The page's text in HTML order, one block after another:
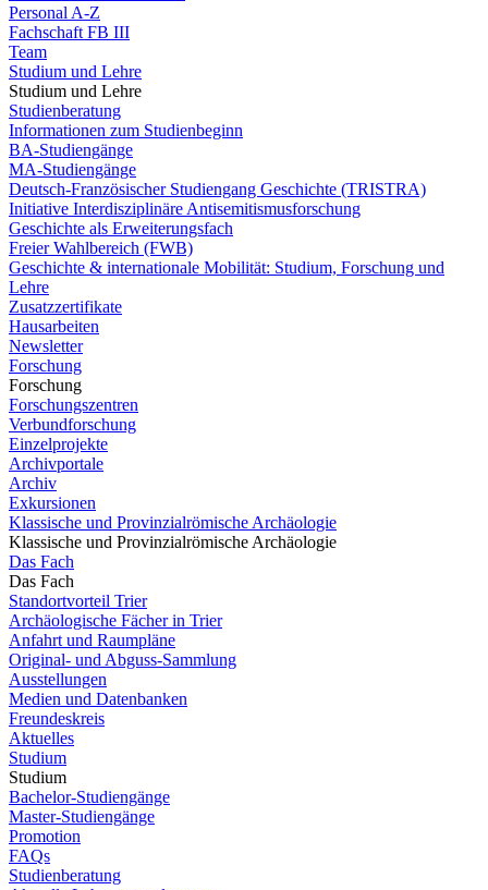
Personal A-Z
Fachschaft FB III
Team
Studium und Lehre
Studium und Lehre
Studienberatung
Informationen zum Studienbeginn
BA-Studiengänge
MA-Studiengänge
Deutsch-Französischer Studiengang Geschichte (TRISTRA)
Initiative Interdisziplinäre Antisemitismusforschung
Geschichte als Erweiterungsfach
Freier Wahlbereich (FWB)
Geschichte & internationale Mobilität: Studium, Forschung und
Lehre
Zusatzzertifikate
Hausarbeiten
Newsletter
Forschung
Forschung
Forschungszentren
Verbundforschung
Einzelprojekte
Archivportale
Archiv
Exkursionen
Klassische und Provinzialrömische Archäologie
Klassische und Provinzialrömische Archäologie
Das Fach
Das Fach
Standortvorteil Trier
Archäologische Fächer in Trier
Anfahrt und Raumpläne
Original- und Abguss-Sammlung
Ausstellungen
Medien und Datenbanken
Freundeskreis
Aktuelles
Studium
Studium
Bachelor-Studiengänge
Master-Studiengänge
Promotion
FAQs
Studienberatung